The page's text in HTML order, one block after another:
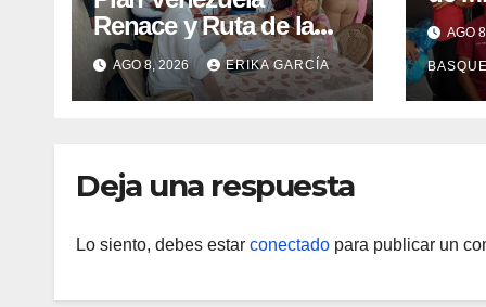
Renace y Ruta de la
Aragüeñidad
garantizan atención
médica integral en
AGO 8, 2026 ERIKA GARCÍA
AGO
Deja una respuesta
Lo siento, debes estar conectado para publicar un